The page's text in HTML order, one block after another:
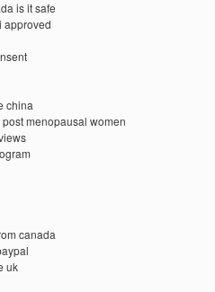
is it safe
approved
china
menopausal women
canada
uk